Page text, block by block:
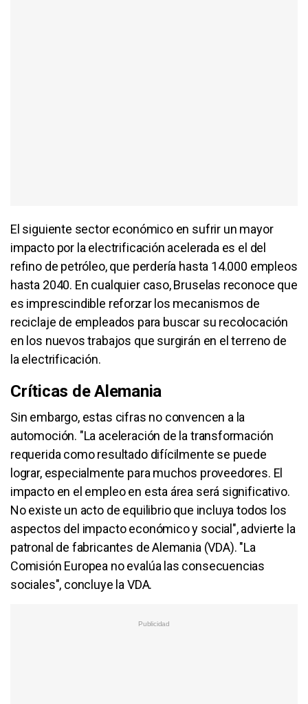
El siguiente sector económico en sufrir un mayor
impacto por la electrificación acelerada es el del
refino de petróleo, que perdería hasta 14.000 empleos
hasta 2040. En cualquier caso, Bruselas reconoce que
es imprescindible reforzar los mecanismos de
reciclaje de empleados para buscar su recolocación
en los nuevos trabajos que surgirán en el terreno de
la electrificación.
Críticas de Alemania
Sin embargo, estas cifras no convencen a la
automoción. "La aceleración de la transformación
requerida como resultado difícilmente se puede
lograr, especialmente para muchos proveedores. El
impacto en el empleo en esta área será significativo.
No existe un acto de equilibrio que incluya todos los
aspectos del impacto económico y social", advierte la
patronal de fabricantes de Alemania (VDA). "La
Comisión Europea no evalúa las consecuencias
sociales", concluye la VDA.